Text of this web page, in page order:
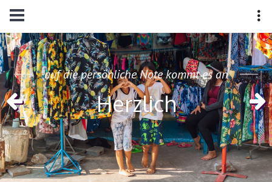
auf die persönliche Note kommt es an
Herzlich